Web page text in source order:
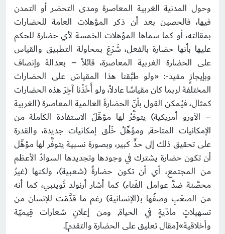
وحول المدنية الغربية المعاصرة ومدى التحضر أو التمدن
فيها، فالحصين بعد أن ذكر المؤهلات العامة للحضارات
بمقالته، أو كما سماها المؤهلات الخمسة لأي حضارة للحكم
عليها بأنها حضارة بالفعل، شَرَعَ بمحاولة التطبيق والقياس
على الحضارة الغربية المعاصرة، قائلاً – بعدالة وإنصاف
وبإيجازٍ مفيد-: «ولو طبَّقنا هذا المقياسَ على الحضارات
المختلفة لربما كان مقياسًا عادلاً، ولو أَخَذْنا آخِرَ هذه الحضارات
كمثال، فيُمكن القول بأنّ الحضارةَ العالمية المعاصرة (الغربية
– الأورو أمريكية) يتوفَّرُ لها مؤهِّلُ الاستفادة الكاملة من
الإمكانيات المتاحة, ومؤهِّلُ خَلْق إمكانيات جديدة، والقدرة
على تحقيق ذلك إلى حدٍّ كبير، وبصورة نسبية يتوفَّر لها مؤهِّل
أن تكون حضارة يشترك في وجودها وتجديدها السوادُ الأعظم
من المجتمع، أي أن تكون حضارةً (شعبية)، ولكنها (غيرُ
محصَّنة ضدَّ عوامل الفَناء) كما أشار أرنولد تُوينبي، كما أنه
من الصعْبِ وصفُها بـ(الإنسانية) رغم ما قدَّمَت للإنسان من
تسهيلاتٍ مادّيةٍ في الحياة, ومن إعلانِ شعارات قِيميّة
وأخلاقية»[مقال تعليق على الحضارة والتقدم].